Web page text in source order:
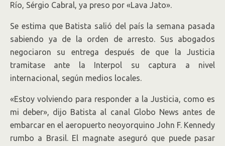
Río, Sérgio Cabral, ya preso por «Lava Jato».
Se estima que Batista salió del país la semana pasada
sabiendo ya de la orden de arresto. Sus abogados
negociaron su entrega después de que la Justicia
tramitase ante la Interpol su captura a nivel
internacional, según medios locales.
«Estoy volviendo para responder a la Justicia, como es
mi deber», dijo Batista al canal Globo News antes de
embarcar en el aeropuerto neoyorquino John F. Kennedy
rumbo a Brasil. El magnate aseguró que puede pasar